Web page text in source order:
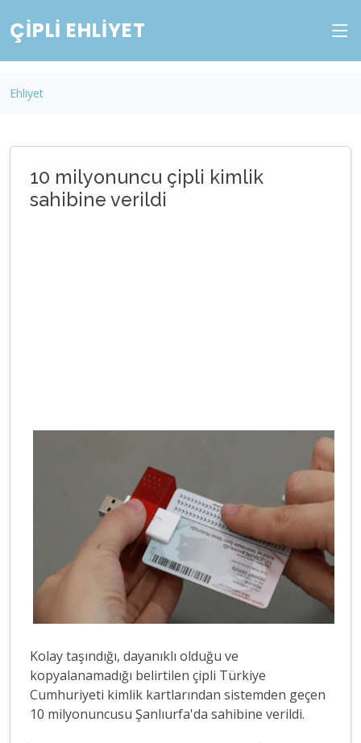
ÇIPLI EHLIYET
Ehliyet
10 milyonuncu çipli kimlik
sahibine verildi
Kolay taşındığı, dayanıklı olduğu ve
kopyalanamadığı belirtilen çipli Türkiye
Cumhuriyeti kimlik kartlarından sistemden geçen
10 milyonuncusu Şanlıurfa'da sahibine verildi.